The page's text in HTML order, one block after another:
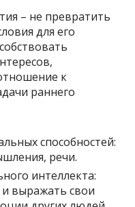
– не превратить
для его
к
раннего
способностей:
речи.
интеллекта:
выражать свои